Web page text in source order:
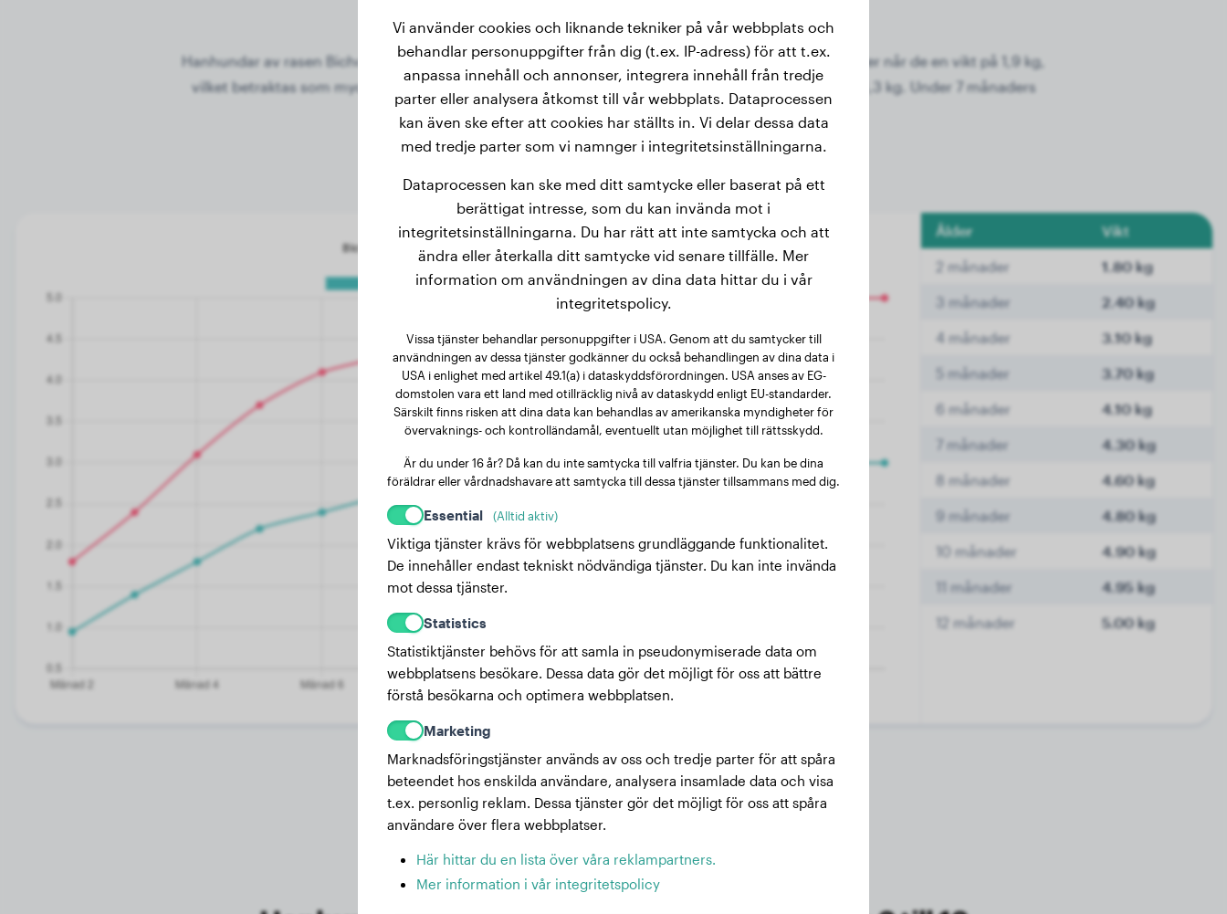
månader
Hanhundar av rasen Bichon utmärker sig genom sin mycket lätta kroppsbyggnad. På bara 3 månader når de en vikt på 1,9 kg,
vilket betraktas som mycket lågt. Efter ytterligare 3 månader är deras genomsnittliga vikt endast 3,3 kg. Under 7 månaders
tillväxt når de dock till sist en slutvikt som varierar mellan 3 - 5 kg.
Ålder Vikt
2 månader 1.80 kg
3 månader 2.40 kg
4 månader 3.10 kg
5 månader 3.70 kg
6 månader 4.10 kg
7 månader 4.30 kg
8 månader 4.60 kg
9 månader 4.80 kg
10 månader 4.90 kg
11 månader 4.95 kg
12 månader 5.00 kg
Vi använder cookies och liknande tekniker på vår webbplats och
behandlar personuppgifter från dig (t.ex. IP-adress) för att t.ex.
anpassa innehåll och annonser, integrera innehåll från tredje
parter eller analysera åtkomst till vår webbplats. Dataprocessen
kan även ske efter att cookies har ställts in. Vi delar dessa data
med tredje parter som vi namnger i integritetsinställningarna.
Dataprocessen kan ske med ditt samtycke eller baserat på ett
berättigat intresse, som du kan invända mot i
integritetsinställningarna. Du har rätt att inte samtycka och att
ändra eller återkalla ditt samtycke vid senare tillfälle. Mer
information om användningen av dina data hittar du i vår
integritetspolicy.
Vissa tjänster behandlar personuppgifter i USA. Genom att du samtycker till
användningen av dessa tjänster godkänner du också behandlingen av dina data i
USA i enlighet med artikel 49.1(a) i dataskyddsförordningen. USA anses av EG-
domstolen vara ett land med otillräcklig nivå av dataskydd enligt EU-standarder.
Särskilt finns risken att dina data kan behandlas av amerikanska myndigheter för
övervaknings- och kontrolländamål, eventuellt utan möjlighet till rättsskydd.
Är du under 16 år? Då kan du inte samtycka till valfria tjänster. Du kan be dina
föräldrar eller vårdnadshavare att samtycka till dessa tjänster tillsammans med dig.
Essential (Alltid aktiv)
Viktiga tjänster krävs för webbplatsens grundläggande funktionalitet.
De innehåller endast tekniskt nödvändiga tjänster. Du kan inte invända
mot dessa tjänster.
Statistics
Statistiktjänster behövs för att samla in pseudonymiserade data om
webbplatsens besökare. Dessa data gör det möjligt för oss att bättre
förstå besökarna och optimera webbplatsen.
Marketing
Marknadsföringstjänster används av oss och tredje parter för att spåra
beteendet hos enskilda användare, analysera insamlade data och visa
t.ex. personlig reklam. Dessa tjänster gör det möjligt för oss att spåra
användare över flera webbplatser.
Här hittar du en lista över våra reklampartners.
Mer information i vår integritetspolicy